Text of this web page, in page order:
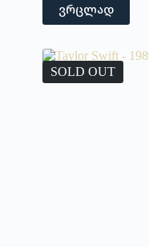
ვრცლად
SOLD OUT